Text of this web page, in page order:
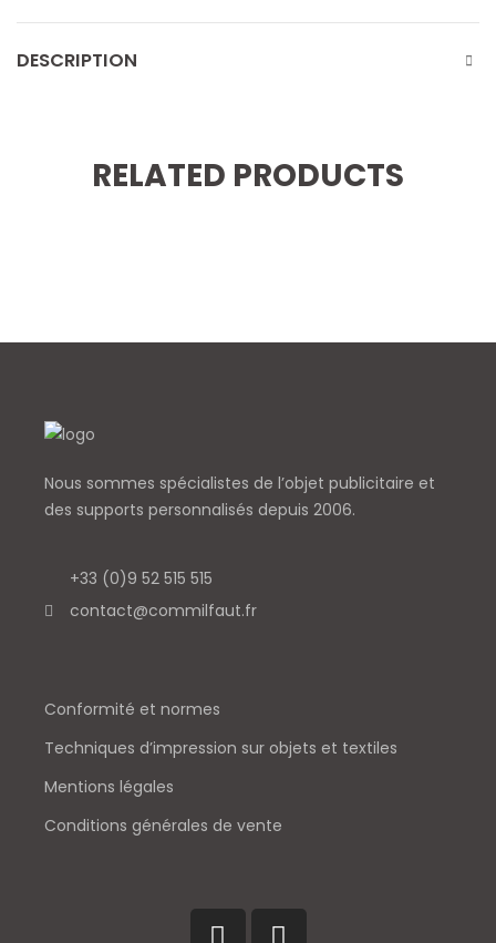
DESCRIPTION
RELATED PRODUCTS
Nous sommes spécialistes de l’objet publicitaire et
des supports personnalisés depuis 2006.
+33 (0)9 52 515 515
contact@commilfaut.fr
Conformité et normes
Techniques d’impression sur objets et textiles
Mentions légales
Conditions générales de vente